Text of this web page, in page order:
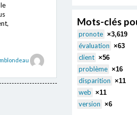
mblondeau
Mots-clés
pronote ×3,619
évaluation ×63
client ×56
problème ×16
disparition ×11
web ×11
version ×6